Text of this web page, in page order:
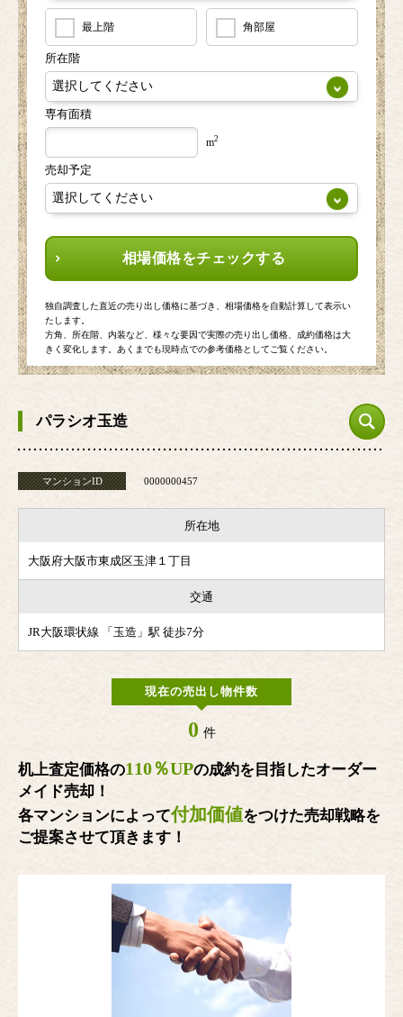
最上階 角部屋
所在階
専有面積
m2
売却予定
相場価格をチェックする
独自調査した直近の売り出し価格に基づき、相場価格を自動計算して表示い
たします。
方角、所在階、内装など、様々な要因で実際の売り出し価格、成約価格は大
きく変化します。あくまでも現時点での参考価格としてご覧ください。
パラシオ玉造
マンションID 0000000457
所在地
大阪府大阪市東成区玉津１丁目
交通
JR大阪環状線 「玉造」駅 徒歩7分
現在の売出し物件数
0 件
机上査定価格の110％UPの成約を目指したオーダー
メイド売却！
各マンションによって付加価値をつけた売却戦略を
ご提案させて頂きます！